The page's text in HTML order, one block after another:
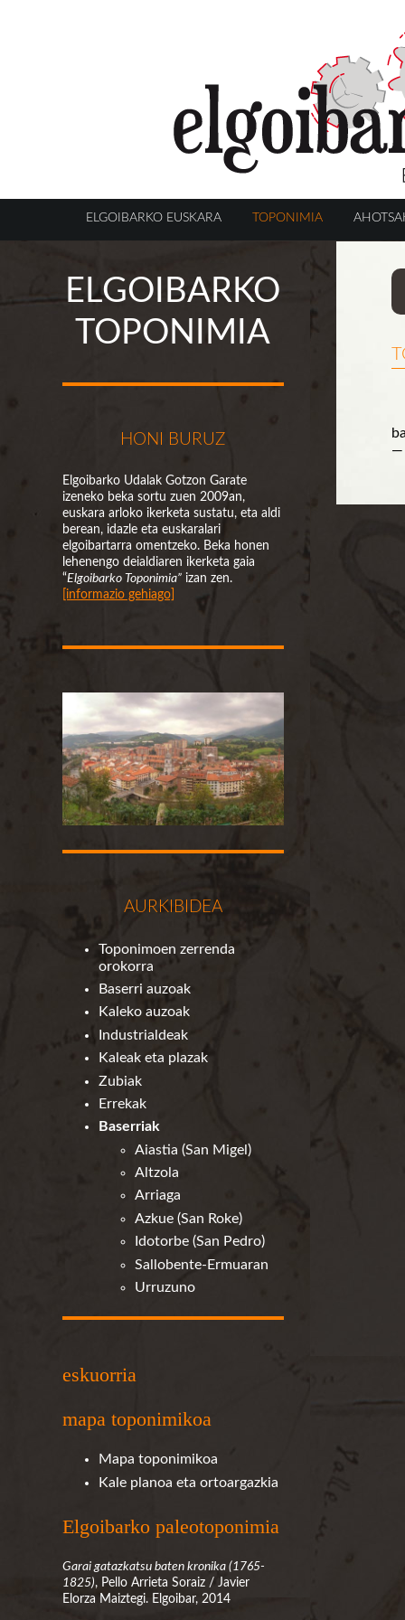
ELGOIBARKO EUSKARA TOPONIMIA
ELGOIBARKO
TOPONIMIA
HONI BURUZ
Elgoibarko Udalak Gotzon Garate
izeneko beka sortu zuen 2009an,
euskara arloko ikerketa sustatu, eta aldi
berean, idazle eta euskaralari
elgoibartarra omentzeko. Beka honen
lehenengo deialdiaren ikerketa gaia
“Elgoibarko Toponimia”izan zen.
[informazio gehiago]
AURKIBIDEA
Toponimoen zerrenda
orokorra
Baserri auzoak
Kaleko auzoak
Industrialdeak
Kaleak eta plazak
Zubiak
Errekak
Baserriak
Aiastia (San Migel)
Altzola
Arriaga
Azkue (San Roke)
Idotorbe (San Pedro)
Sallobente-Ermuaran
Urruzuno
eskuorria
mapa toponimikoa
Mapa toponimikoa
Kale planoa eta ortoargazkia
Elgoibarko paleotoponimia
Garai gatazkatsu baten kronika (1765-
1825), Pello Arrieta Soraiz / Javier
Elorza Maiztegi. Elgoibar, 2014
—